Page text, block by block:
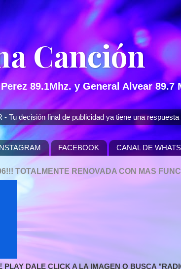
Canción
89.1Mhz. y General Alvear 89.7
Tu decisión final de publicidad ya tiene una respuesta
FACEBOOK CANAL DE
TOTALMENTE RENOVADA CON MAS
PLAY DALE CLICK A LA IMAGEN O BUSCA